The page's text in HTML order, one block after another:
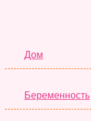
Дом
Беременность